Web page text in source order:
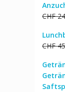
CHF
CHF